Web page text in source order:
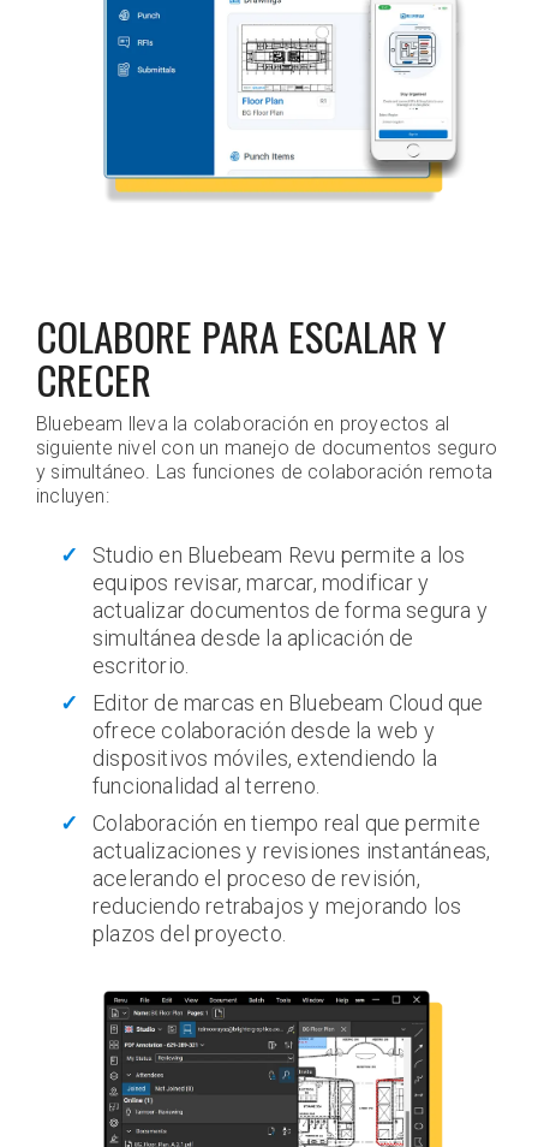
COLABORE PARA ESCALAR Y
CRECER
Bluebeam lleva la colaboración en proyectos al
siguiente nivel con un manejo de documentos seguro
y simultáneo. Las funciones de colaboración remota
incluyen:
Studio en Bluebeam Revu permite a los
equipos revisar, marcar, modificar y
actualizar documentos de forma segura y
simultánea desde la aplicación de
escritorio.
Editor de marcas en Bluebeam Cloud que
ofrece colaboración desde la web y
dispositivos móviles, extendiendo la
funcionalidad al terreno.
Colaboración en tiempo real que permite
actualizaciones y revisiones instantáneas,
acelerando el proceso de revisión,
reduciendo retrabajos y mejorando los
plazos del proyecto.